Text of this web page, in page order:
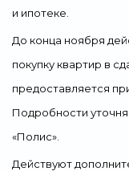
и ипотеке.
До конца ноября
покупку квартир в
предоставляется
Подробности
«Полис».
Действуют